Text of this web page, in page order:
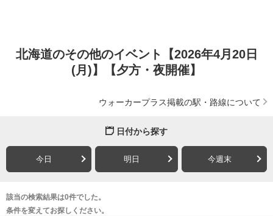
北海道のその他のイベント【2026年4月20日
(月)】【夕方・夜開催】
ウォーカープラス掲載の駅・路線について
日付から探す
今日 明日 今週末
該当の検索結果は0件でした。
条件を変えてお探しください。